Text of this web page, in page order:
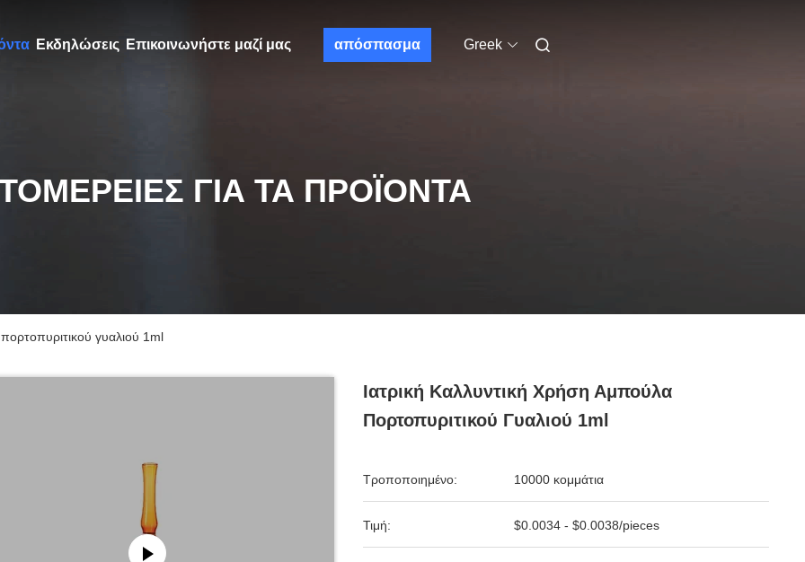
Εκδηλώσεις Επικοινωνήστε μαζί μας απόσπασμα Greek
ΓΙΑ ΤΑ ΠΡΟΪΌΝΤΑ
γυαλιού 1ml
Ιατρική Καλλυντική Χρήση Αμπούλα
Πορτοπυριτικού Γυαλιού 1ml
Τροποποιημένο: 10000 κομμάτια
Τιμή: $0.0034 - $0.0038/pieces